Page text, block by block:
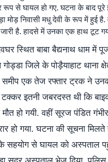
रूप से घायल हो गए. घटना के बाद
मोड़ निवासी मधु देवी के रूप में हुई
है. हादसे में उनका एक हाथ टूट
स्थित बाबा बैद्यनाथ धाम में
जिले के पोड़ैयाहाट थाना
समीप एक तेज रफ्तार ट्रक ने
टक्कर इतनी जबरदस्त थी कि
हो गयी. वहीं सूरज पंडित
गया. घटना की सूचना मिलते
सहयोग से घायल को अस्पताल